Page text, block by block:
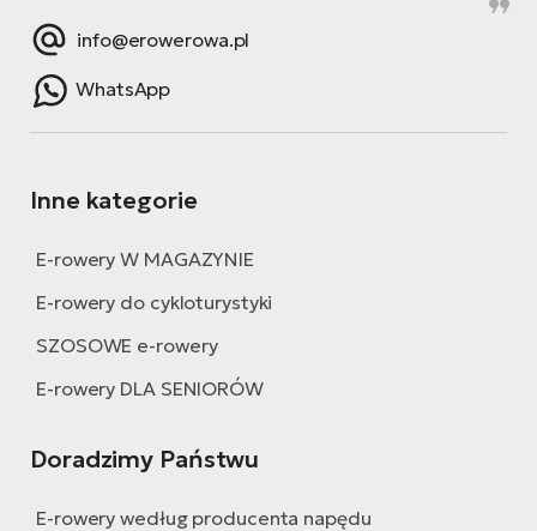
info@erowerowa.pl
WhatsApp
Inne kategorie
E-rowery W MAGAZYNIE
E-rowery do cykloturystyki
SZOSOWE e-rowery
E-rowery DLA SENIORÓW
Doradzimy Państwu
E-rowery według producenta napędu